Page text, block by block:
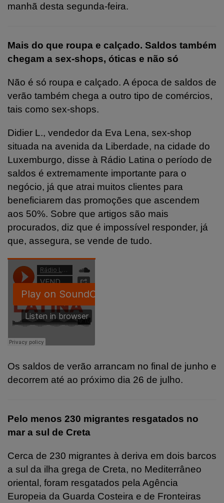
manhã desta segunda-feira.
Mais do que roupa e calçado. Saldos também
chegam a sex-shops, óticas e não só
Não é só roupa e calçado. A época de saldos de
verão também chega a outro tipo de comércios,
tais como sex-shops.
Didier L., vendedor da Eva Lena, sex-shop
situada na avenida da Liberdade, na cidade do
Luxemburgo, disse à Rádio Latina o período de
saldos é extremamente importante para o
negócio, já que atrai muitos clientes para
beneficiarem das promoções que ascendem
aos 50%. Sobre que artigos são mais
procurados, diz que é impossível responder, já
que, assegura, se vende de tudo.
Os saldos de verão arrancam no final de junho e
decorrem até ao próximo dia 26 de julho.
Pelo menos 230 migrantes resgatados no
mar a sul de Creta
Cerca de 230 migrantes à deriva em dois barcos
a sul da ilha grega de Creta, no Mediterrâneo
oriental, foram resgatados pela Agência
Europeia da Guarda Costeira e de Fronteiras